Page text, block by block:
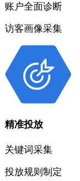
账户全面诊断
访客画像采集
精准投放
关键词采集
投放规则制定